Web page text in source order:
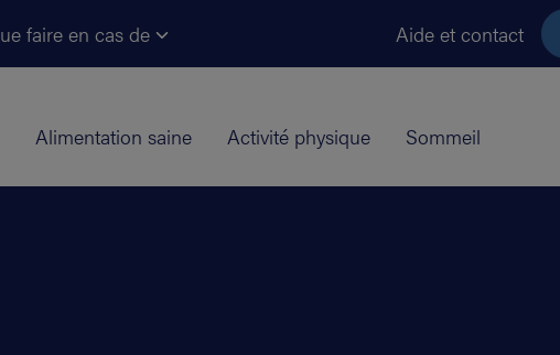
faire en cas de Aide et contact
Alimentation saine Activité physique Sommeil